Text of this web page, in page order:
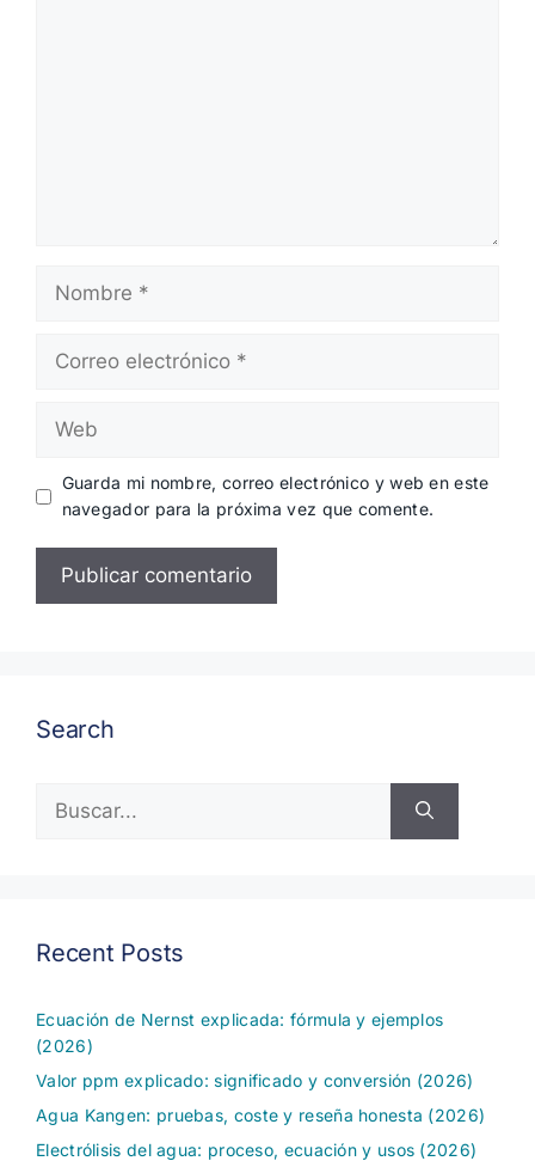
electrónico
Guarda mi nombre, correo electrónico y web en este
navegador para la próxima vez que comente.
Search
Recent Posts
Ecuación de Nernst explicada: fórmula y ejemplos
(2026)
Valor ppm explicado: significado y conversión (2026)
Agua Kangen: pruebas, coste y reseña honesta (2026)
Electrólisis del agua: proceso, ecuación y usos (2026)